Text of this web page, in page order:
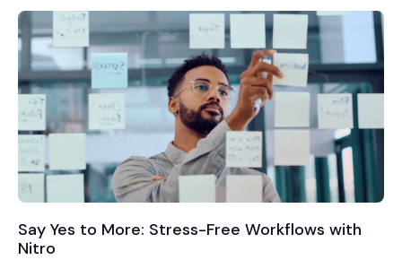
Say Yes to More: Stress-Free Workflows with
Nitro